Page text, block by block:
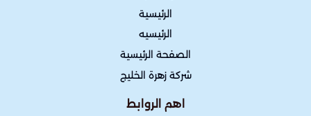
الرئيسية
الرئيسيه
الصفحة الرئيسية
شركة زهرة الخليج
اهم الروابط